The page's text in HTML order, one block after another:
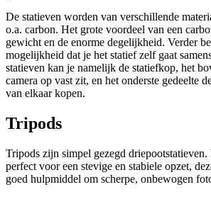
De statieven worden van verschillende
o.a. carbon. Het grote voordeel van een
gewicht en de enorme degelijkheid. Verder
mogelijkheid dat je het statief zelf gaat
statieven kan je namelijk de statiefkop, het
camera op vast zit, en het onderste gedeelte
van elkaar kopen.
Tripods
Tripods zijn simpel gezegd driepootstatieven.
perfect voor een stevige en stabiele opzet,
goed hulpmiddel om scherpe, onbewogen